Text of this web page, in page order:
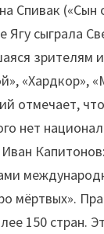
Спивак («Сын
сыграла
зрителям
«Хардкор»,
отмечает,
нет
мёртвых».
150 стран.